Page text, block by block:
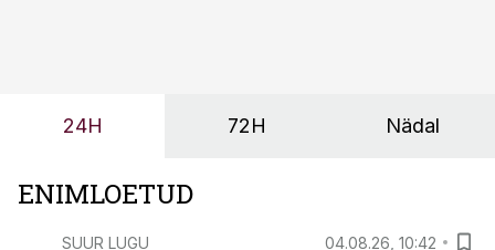
24H 72H Nädal
ENIMLOETUD
SUUR LUGU 04.08.26, 10:42